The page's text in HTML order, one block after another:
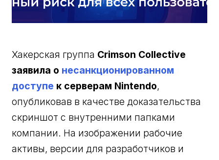
Хакерская группа Crimson Collective
заявила о несанкционированном
доступе к серверам Nintendo,
опубликовав в качестве доказательства
скриншот с внутренними папками
компании. На изображении рабочие
активы, версии для разработчиков и